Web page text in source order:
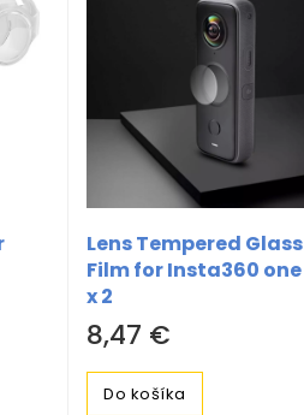
Lens Tempered Glass
Film for Insta360 one
x 2
8,47 €
Do košíka